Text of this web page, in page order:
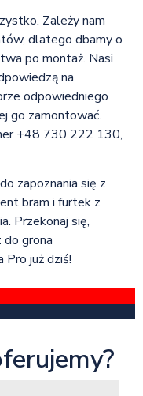
Zależy nam
dlatego dbamy o
po montaż. Nasi
na
odpowiedniego
go zamontować.
+48 730 222 130,
zapoznania się z
bram i furtek z
Przekonaj się,
do grona
już dziś!